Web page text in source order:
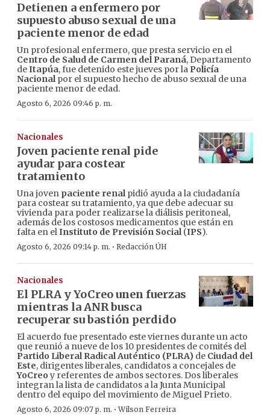
Detienen a enfermero por
supuesto abuso sexual de una
paciente menor de edad
Un profesional enfermero, que presta servicio en el
Centro de Salud de Carmen del Paraná, Departamento
deItapúa, fue detenido este jueves por la Policía
Nacionalpor el supuesto hecho de abuso sexual de una
paciente menor de edad.
Agosto 6, 2026 09:46 p. m.
Nacionales
Joven paciente renal pide
ayudar para costear
tratamiento
Una joven paciente renalpidió ayuda a la ciudadanía
para costear su tratamiento, ya que debe adecuar su
vivienda para poder realizarse la diálisis peritoneal,
además de los costosos medicamentos que están en
falta en elInstituto de Previsión Social(IPS).
Agosto 6, 2026 09:14 p. m. · Redacción ÚH
Nacionales
El PLRA y YoCreo unen fuerzas
mientras la ANR busca
recuperar su bastión perdido
El acuerdo fue presentado este viernes durante un acto
que reunió a nueve de los 10 presidentes de comités del
Partido Liberal Radical Auténtico (PLRA) de Ciudad del
Este, dirigentes liberales, candidatos a concejales de
YoCreo y referentes de ambos sectores. Dos liberales
integran la lista de candidatos a la Junta Municipal
dentro del equipo del movimiento de Miguel Prieto.
Agosto 6, 2026 09:07 p. m. ·Wilson Ferreira